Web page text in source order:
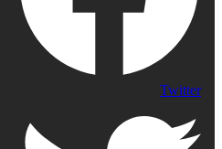
Twitter